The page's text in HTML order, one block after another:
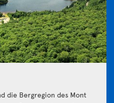
die Bergregion des Mont